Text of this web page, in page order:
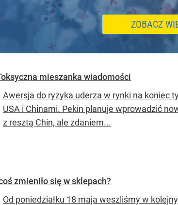
ZOBACZ
mieszanka wiadomości
Awersja do ryzyka uderza w rynki na koniec
USA i Chinami. Pekin planuje wprowadzić
z resztą Chin, ale zdaniem...
zmieniło się w sklepach?
Od poniedziałku 18 maja weszliśmy w